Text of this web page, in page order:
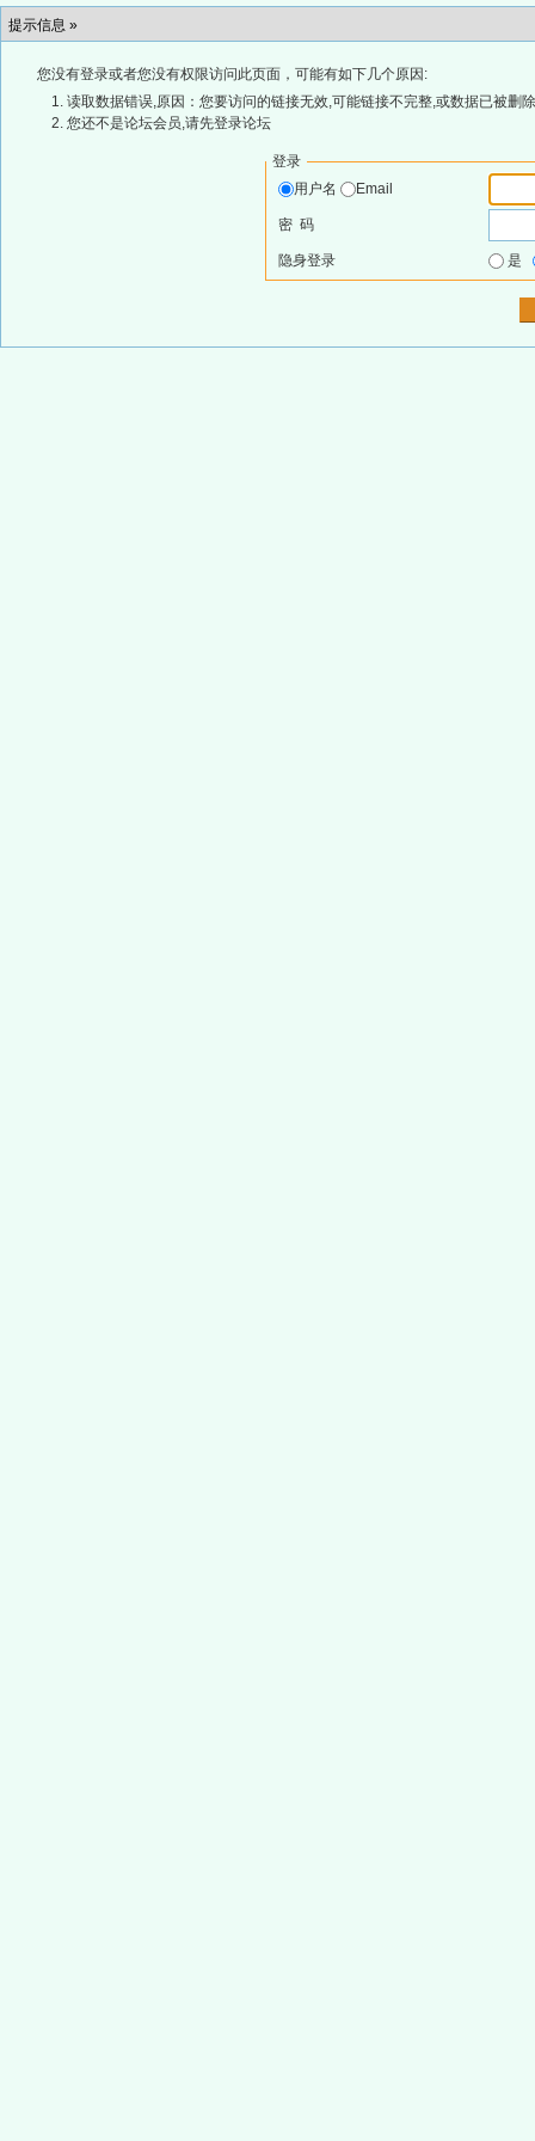
提示信息 »
您没有登录或者您没有权限访问此页面，可能有如下几个原因:
读取数据错误,原因：您要访问的链接无效,可能链接不完整,或数据已被删
您还不是论坛会员,请先登录论坛
登录
用户名
Email
密 码
隐身登录 是